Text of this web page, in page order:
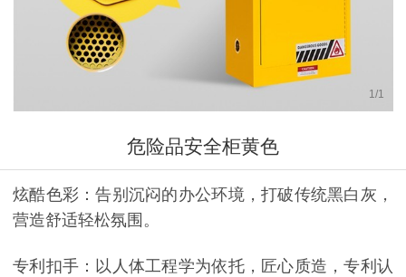
1 /1
危险品安全柜黄色
炫酷色彩：告别沉闷的办公环境，打破传统黑白灰，
营造舒适轻松氛围。
专利扣手：以人体工程学为依托，匠心质造，专利认